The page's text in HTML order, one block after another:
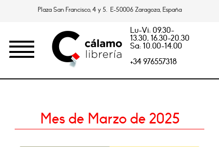
Plaza San Francisco, 4 y 5. E-50006 Zaragoza, España
Lu-Vi: 09.30-
13.30, 16.30-20.30
Sa: 10.00-14.00
+34 976557318
Mes de Marzo de 2025